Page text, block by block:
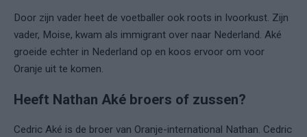
Door zijn vader heet de voetballer ook roots in Ivoorkust. Zijn
vader, Moise, kwam als immigrant over naar Nederland. Aké
groeide echter in Nederland op en koos ervoor om voor
Oranje uit te komen.
Heeft Nathan Aké broers of zussen?
Cedric Aké is de broer van Oranje-international Nathan. Cedric